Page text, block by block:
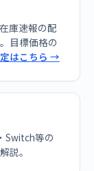
庫速報の配
目標価格の
はこちら →
Switch等の
説。